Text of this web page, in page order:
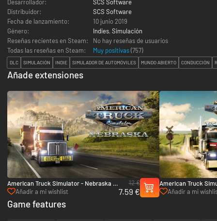
Desarrollador:
SCS Software
Distribuidor:
SCS Software
Fecha de lanzamiento:
10 junio 2019
Género:
Indies, Simulación
Reseñas recientes en Steam:
No hay reseñas de usuarios
Todas las reseñas en Steam:
Muy positivas(757)
DLC SIMULACIÓN INDIE SIMULADOR DE AUTOMÓVILES MUNDO ABIERTO CONDUCCIÓN
Añade extensiones
American Truck Simulator - Nebraska -
PC & Mac (Steam)
Añadir a mi wishlist
12 €
7.59 €
American Truck
PC (Steam)
Añadir a mi
Game features